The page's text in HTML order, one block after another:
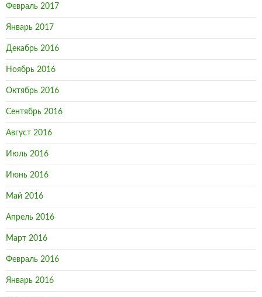
Февраль 2017
Январь 2017
Декабрь 2016
Ноябрь 2016
Октябрь 2016
Сентябрь 2016
Август 2016
Июль 2016
Июнь 2016
Май 2016
Апрель 2016
Март 2016
Февраль 2016
Январь 2016